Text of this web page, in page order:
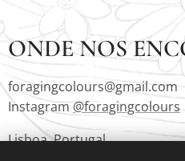
ONDE NOS
foragingcolours@gmail.com
Instagram @foragingcolours
Lisboa, Portugal